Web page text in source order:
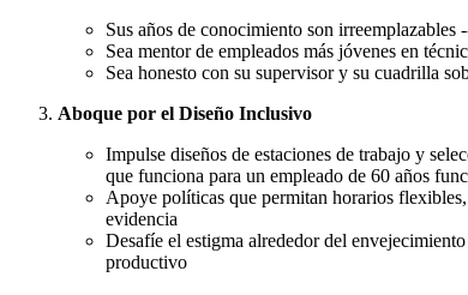
Sus años de conocimiento son
Sea mentor de empleados más jóvenes en
Sea honesto con su supervisor y su cuadrilla
Aboque por el Diseño Inclusivo
Impulse diseños de estaciones de trabajo y
que funciona para un empleado de 60 años
Apoye políticas que permitan horarios
evidencia
Desafíe el estigma alrededor del
productivo